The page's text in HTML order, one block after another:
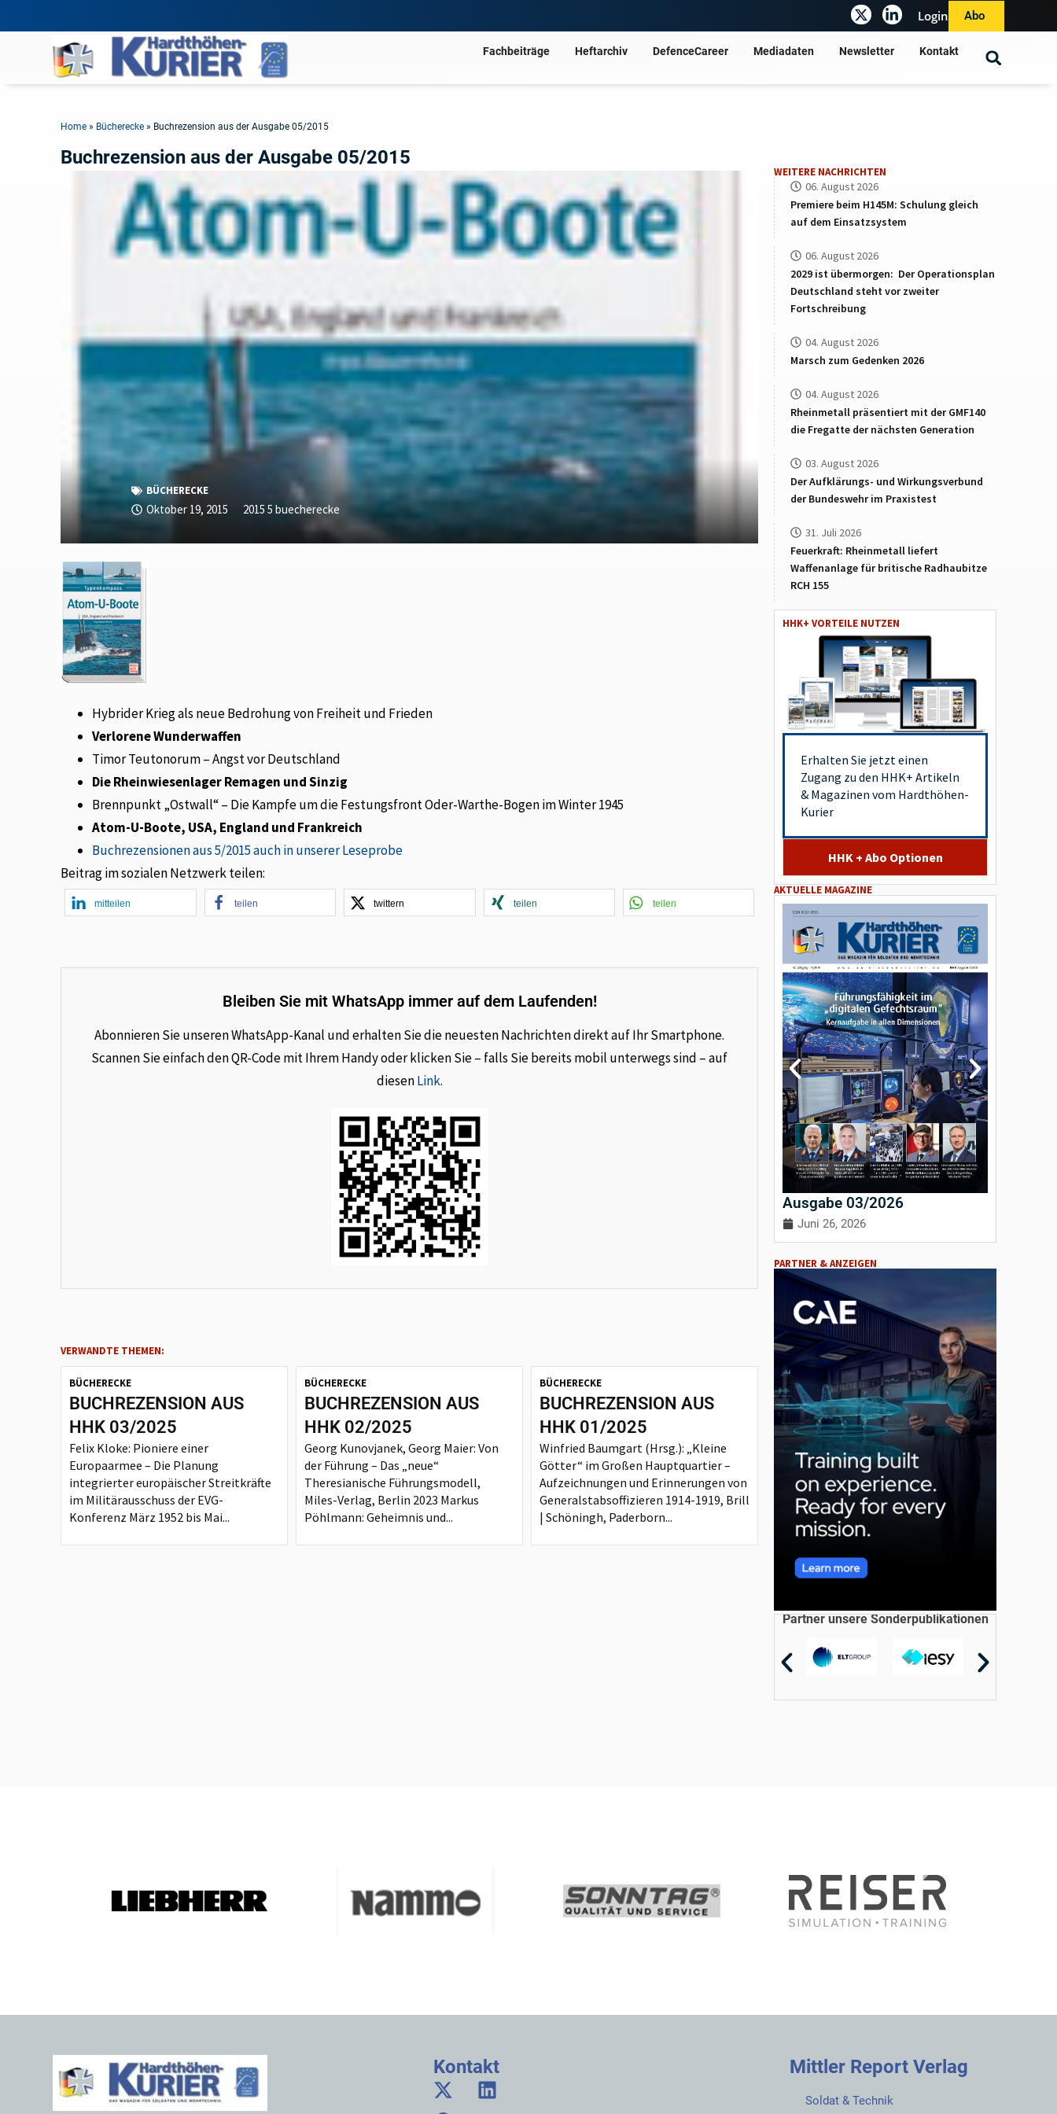
Login Abo
Fachbeiträge Heftarchiv DefenceCareer Mediadaten Newsletter Kontakt
Home » Bücherecke » Buchrezension aus der Ausgabe 05/2015
Buchrezension aus der Ausgabe 05/2015
BÜCHERECKE
Oktober 19, 2015 2015 5 buecherecke
Hybrider Krieg als neue Bedrohung von Freiheit und Frieden
Verlorene Wunderwaffen
Timor Teutonorum – Angst vor Deutschland
Die Rheinwiesenlager Remagen und Sinzig
Brennpunkt „Ostwall“ – Die Kampfe um die Festungsfront Oder-Warthe-Bogen im Winter 1945
Atom-U-Boote, USA, England und Frankreich
Buchrezensionen aus 5/2015 auch in unserer Leseprobe
Beitrag im sozialen Netzwerk teilen:
mitteilen teilen twittern teilen teilen
Bleiben Sie mit WhatsApp immer auf dem Laufenden!
Abonnieren Sie unseren WhatsApp-Kanal und erhalten Sie die neuesten Nachrichten direkt auf Ihr Smartphone.
Scannen Sie einfach den QR-Code mit Ihrem Handy oder klicken Sie – falls Sie bereits mobil unterwegs sind – auf
diesenLink.
VERWANDTE THEMEN:
BÜCHERECKE
BUCHREZENSION AUS
HHK 03/2025
Felix Kloke: Pioniere einer
Europaarmee – Die Planung
integrierter europäischer Streitkräfte
im Militärausschuss der EVG-
Konferenz März 1952 bis Mai...
BÜCHERECKE
BUCHREZENSION AUS
HHK 02/2025
Georg Kunovjanek, Georg Maier: Von
der Führung – Das „neue“
Theresianische Führungsmodell,
Miles-Verlag, Berlin 2023 Markus
Pöhlmann: Geheimnis und...
BÜCHERECKE
BUCHREZENSION AUS
HHK 01/2025
Winfried Baumgart (Hrsg.): „Kleine
Götter“ im Großen Hauptquartier –
Aufzeichnungen und Erinnerungen von
Generalstabsoffizieren 1914-1919, Brill
| Schöningh, Paderborn...
WEITERE NACHRICHTEN
06. August 2026
Premiere beim H145M: Schulung gleich
auf dem Einsatzsystem
06. August 2026
2029 ist übermorgen: Der Operationsplan
Deutschland steht vor zweiter
Fortschreibung
04. August 2026
Marsch zum Gedenken 2026
04. August 2026
Rheinmetall präsentiert mit der GMF140
die Fregatte der nächsten Generation
03. August 2026
Der Aufklärungs- und Wirkungsverbund
der Bundeswehr im Praxistest
31. Juli 2026
Feuerkraft: Rheinmetall liefert
Waffenanlage für britische Radhaubitze
RCH 155
HHK+ VORTEILE NUTZEN
Erhalten Sie jetzt einen
Zugang zu den HHK+ Artikeln
& Magazinen vom Hardthöhen-
Kurier
HHK + Abo Optionen
AKTUELLE MAGAZINE
Ausgabe 03/2026
Juni 26, 2026
PARTNER & ANZEIGEN
Partner unsere Sonderpublikationen
Kontakt Mittler Report Verlag
Soldat & Technik